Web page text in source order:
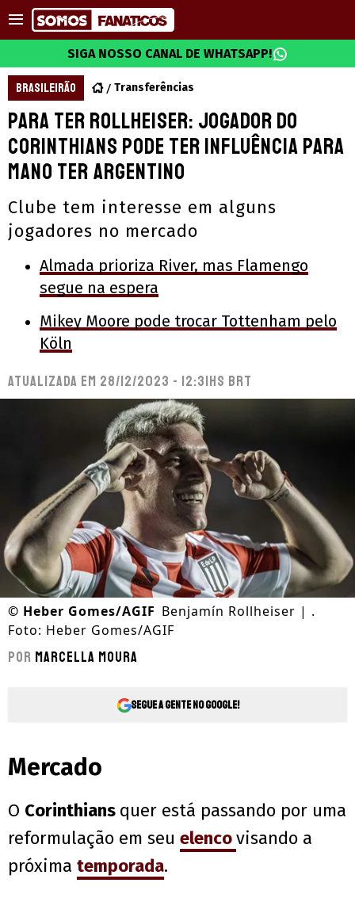
SIGA NOSSO CANAL DE WHATSAPP!
BRASILEIRÃO Transferências
Para ter Rollheiser: Jogador do
Corinthians pode ter influência para
Mano ter argentino
Clube tem interesse em alguns
jogadores no mercado
Almada prioriza River, mas Flamengo
segue na espera
Mikey Moore pode trocar Tottenham pelo
Köln
Atualizada em 28/12/2023 - 12:31hs BRT
© Heber Gomes/AGIF Benjamín Rollheiser | .
Foto: Heber Gomes/AGIF
Por Marcella Moura
Segue a gente no Google!
Mercado
O Corinthians quer está passando por uma
reformulação em seu elencovisando a
próxima temporada.